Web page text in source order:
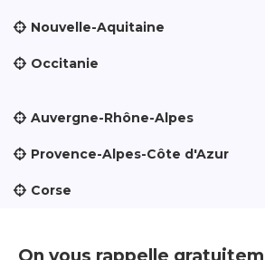
Nouvelle-Aquitaine
Occitanie
Auvergne-Rhône-Alpes
Provence-Alpes-Côte d'Azur
Corse
On vous rappelle